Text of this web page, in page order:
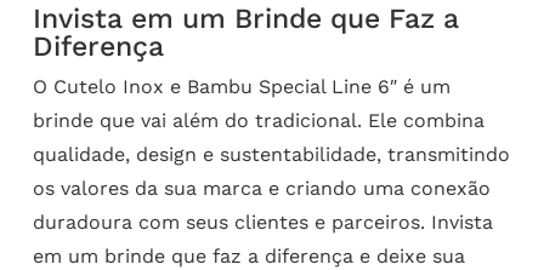
Invista em um Brinde que Faz a
Diferença
O Cutelo Inox e Bambu Special Line 6″ é um
brinde que vai além do tradicional. Ele combina
qualidade, design e sustentabilidade, transmitindo
os valores da sua marca e criando uma conexão
duradoura com seus clientes e parceiros. Invista
em um brinde que faz a diferença e deixe sua